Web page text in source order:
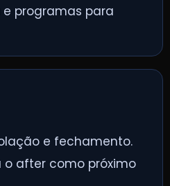
programas para
e fechamento.
o after como próximo